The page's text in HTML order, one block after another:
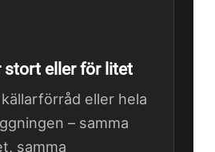
stort eller för litet
eller hela
– samma
samma